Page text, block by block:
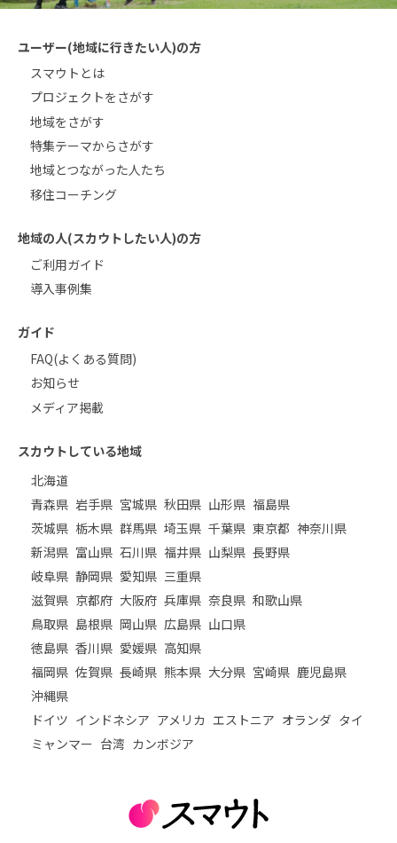
ユーザー(地域に行きたい人)の方
スマウトとは
プロジェクトをさがす
地域をさがす
特集テーマからさがす
地域とつながった人たち
移住コーチング
地域の人(スカウトしたい人)の方
ご利用ガイド
導入事例集
ガイド
FAQ(よくある質問)
お知らせ
メディア掲載
スカウトしている地域
北海道
青森県 岩手県 宮城県 秋田県 山形県 福島県
茨城県 栃木県 群馬県 埼玉県 千葉県 東京都 神奈川県
新潟県 富山県 石川県 福井県 山梨県 長野県
岐阜県 静岡県 愛知県 三重県
滋賀県 京都府 大阪府 兵庫県 奈良県 和歌山県
鳥取県 島根県 岡山県 広島県 山口県
徳島県 香川県 愛媛県 高知県
福岡県 佐賀県 長崎県 熊本県 大分県 宮崎県 鹿児島県
沖縄県
ドイツ インドネシア アメリカ エストニア オランダ タイ
ミャンマー 台湾 カンボジア